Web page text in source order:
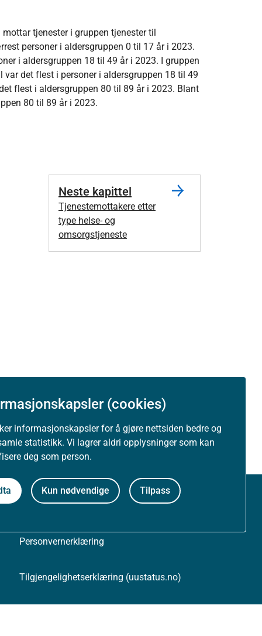
(cookies)
informasjonskapsler for å gjøre nettsiden bedre og
statistikk. Vi lagrer aldri opplysninger som kan
deg som person.
Kun nødvendige Tilpass
tjenester i gruppen tjenester til
personer i aldersgruppen 0 til 17 år i 2023.
i aldersgruppen 18 til 49 år i 2023. I gruppen
det flest i personer i aldersgruppen 18 til 49
flest i aldersgruppen 80 til 89 år i 2023. Blant
80 til 89 år i 2023.
Neste kapittel
Tjenestemottakere etter
type helse- og
omsorgstjeneste
Personvernerklæring
Tilgjengelighetserklæring (uustatus.no)